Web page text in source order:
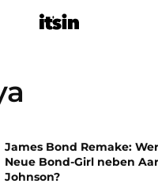
James Bond Remake:
Neue Bond-Girl neben
Johnson?